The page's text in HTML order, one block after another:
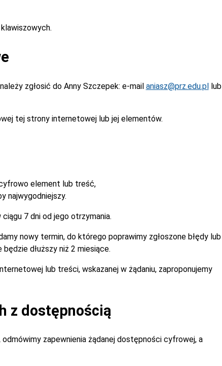
zgłosić do Anny Szczepek: e-mail aniasz@prz.edu.pllub
tej strony internetowej lub jej elementów.
element lub treść,
najwygodniejszy.
7 dni od jego otrzymania.
nowy termin, do którego poprawimy zgłoszone błędy lub
dłuższy niż 2 miesiące.
lub treści, wskazanej w żądaniu, zaproponujemy
z dostępnością
zapewnienia żądanej dostępności cyfrowej, a